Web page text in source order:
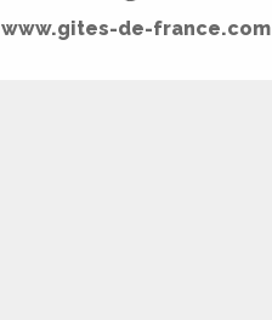
www.gites-de-france.com